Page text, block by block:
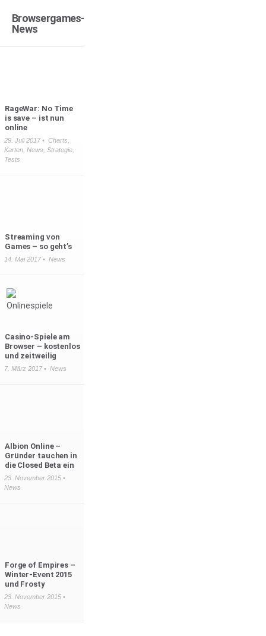
Browsergames-
News
RageWar: No Time
is save – ist nun
online
29. Juli 2017 • Charts
Karten, News Strategie,
Tests
Streaming von
Games – so geht’s
14. Mai 2017 • News
Casino-Spiele am
Browser – kostenlos
und zeitweilig
7. März 2017 • News
Albion Online –
Gründer tauchen in
die Closed Beta ein
23. November 2015 •
News
Forge of Empires –
Winter-Event 2015
und Frosty
23. November 2015 •
News